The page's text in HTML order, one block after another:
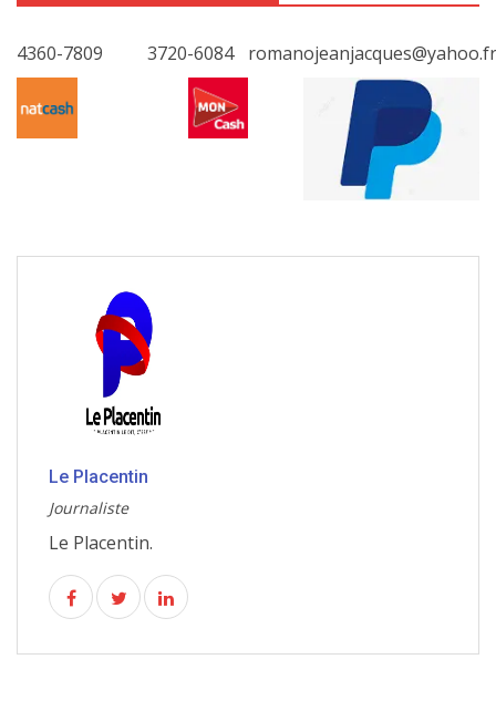
4360-7809 3720-6084 romanojeanjacques@yahoo.fr
Le Placentin
Journaliste
Le Placentin.